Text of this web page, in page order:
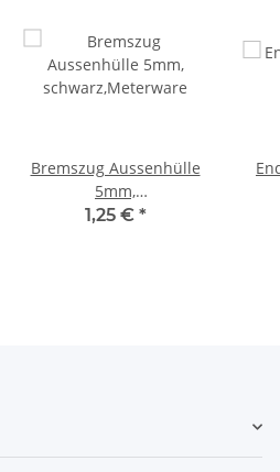
Bremszug Aussenhülle
5mm,
schwarz,Meterware
1,25 € *